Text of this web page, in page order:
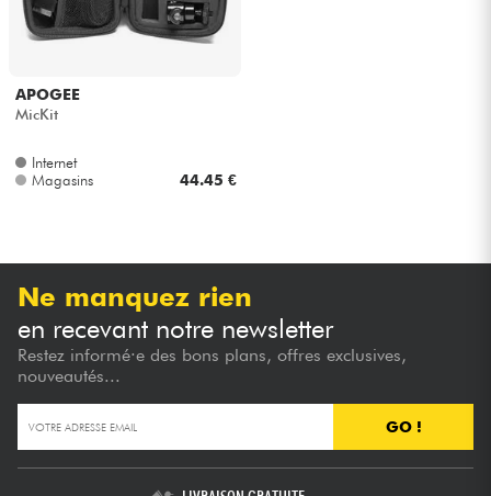
Micros & HF
Eclairage
Vents
Violons & Quatuor
Eveil Musical
APOGEE
MicKit
Internet
Magasins
44.45 €
Ne manquez rien
en recevant notre newsletter
Restez informé·e des bons plans, offres exclusives,
nouveautés...
GO !